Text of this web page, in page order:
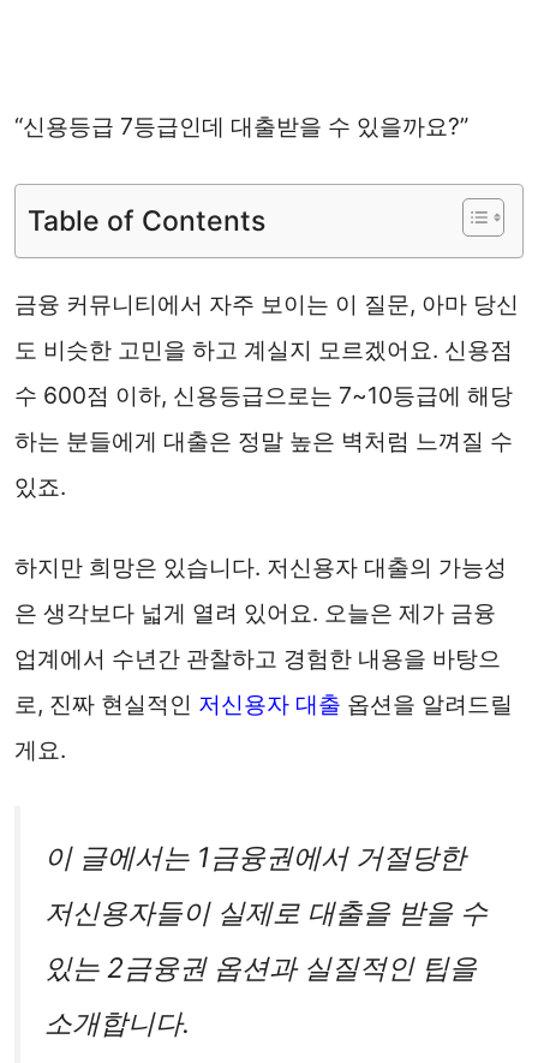
“신용등급 7등급인데 대출받을 수 있을까요?”
Table of Contents
금융 커뮤니티에서 자주 보이는 이 질문, 아마 당신
도 비슷한 고민을 하고 계실지 모르겠어요. 신용점
수 600점 이하, 신용등급으로는 7~10등급에 해당
하는 분들에게 대출은 정말 높은 벽처럼 느껴질 수
있죠.
하지만 희망은 있습니다. 저신용자 대출의 가능성
은 생각보다 넓게 열려 있어요. 오늘은 제가 금융
업계에서 수년간 관찰하고 경험한 내용을 바탕으
로, 진짜 현실적인 저신용자 대출 옵션을 알려드릴
게요.
이 글에서는 1금융권에서 거절당한
저신용자들이 실제로 대출을 받을 수
있는 2금융권 옵션과 실질적인 팁을
소개합니다.